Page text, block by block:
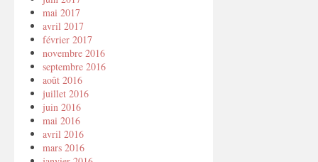
mai 2017
avril 2017
février 2017
novembre 2016
septembre 2016
août 2016
juillet 2016
juin 2016
mai 2016
avril 2016
mars 2016